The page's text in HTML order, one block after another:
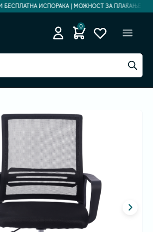
БЕСПЛАТНА ИСПОРАКА | МОЖНОСТ ЗА ПЛАЌАЊЕ НА
0